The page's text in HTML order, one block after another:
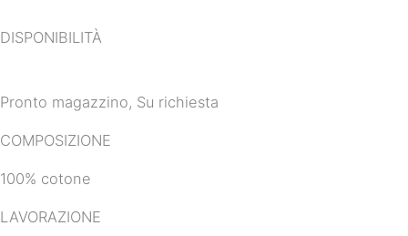
DISPONIBILITÀ
Pronto magazzino, Su richiesta
COMPOSIZIONE
100% cotone
LAVORAZIONE